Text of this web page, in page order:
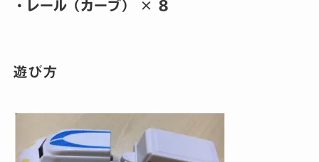
・レール（カーブ） × 8
遊び方